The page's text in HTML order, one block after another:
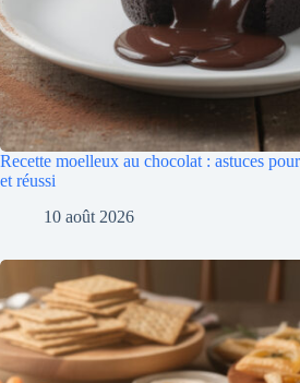
Recette moelleux au chocolat : astuces
et réussi
10 août 2026